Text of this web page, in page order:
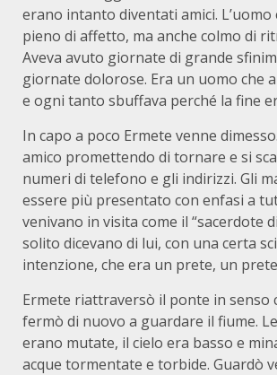
erano intanto diventati amici.
pieno di affetto, ma anche colmo di
Aveva avuto giornate di grande
giornate dolorose. Era un uomo che
e ogni tanto sbuffava perché la fine
In capo a poco Ermete venne
amico promettendo di tornare e si
numeri di telefono e gli indirizzi. Gli
essere più presentato con enfasi a
venivano in visita come il “sacerdote
solito dicevano di lui, con una certa
intenzione, che era un prete, un
Ermete riattraversò il ponte in senso
fermò di nuovo a guardare il fiume.
erano mutate, il cielo era basso e
acque tormentate e torbide. Guardò